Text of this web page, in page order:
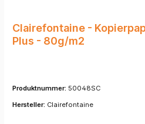
Clairefontaine -
Plus - 80g/m2
Produktnummer: 50048SC
Hersteller: Clairefontaine